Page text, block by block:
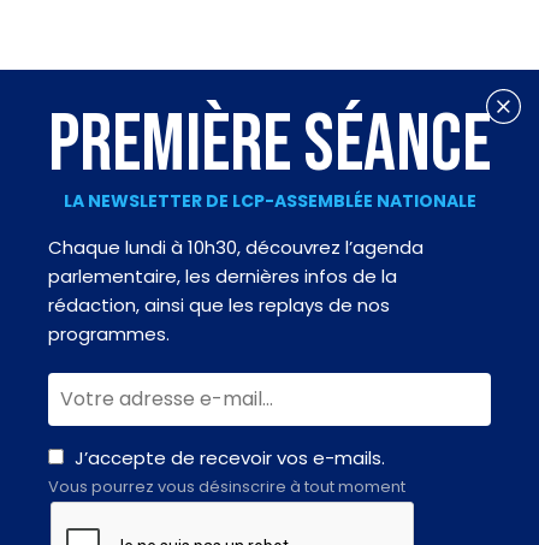
PREMIÈRE SÉANCE
LA NEWSLETTER DE LCP-ASSEMBLÉE NATIONALE
Chaque lundi à 10h30, découvrez l’agenda
parlementaire, les dernières infos de la
rédaction, ainsi que les replays de nos
programmes.
J’accepte de recevoir vos e-mails.
Vous pourrez vous désinscrire à tout moment